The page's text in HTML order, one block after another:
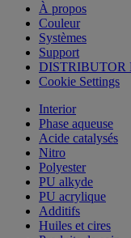
À propos
Couleur
Systèmes
Support
DISTRIBUTOR
Cookie Settings
Interior
Phase aqueuse
Acide catalysés
Nitro
Polyester
PU alkyde
PU acrylique
Additifs
Huiles et cires